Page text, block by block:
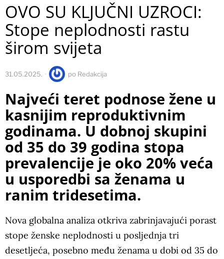
OVO SU KLJUČNI UZROCI:
Stope neplodnosti rastu
širom svijeta
31.05.2025. po Redakcija
Najveći teret podnose žene u
kasnijim reproduktivnim
godinama. U dobnoj skupini
od 35 do 39 godina stopa
prevalencije je oko 20% veća
u usporedbi sa ženama u
ranim tridesetima.
Nova globalna analiza otkriva zabrinjavajući porast
stope ženske neplodnosti u posljednja tri
desetljeća, posebno među ženama u dobi od 35 do